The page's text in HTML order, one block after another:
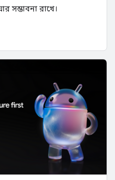
সম্ভাবনা রাখে।